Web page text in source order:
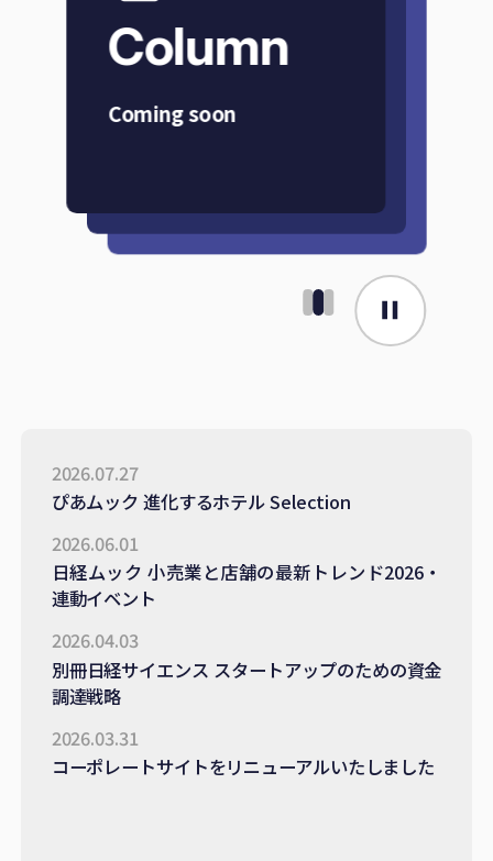
Benefits
Column
Studies
2026.07.27
ぴあムック 進化するホテル Selection
2026.06.01
日経ムック 小売業と店舗の最新トレンド2026・
連動イベント
2026.04.03
別冊日経サイエンス スタートアップのための資金
調達戦略
2026.03.31
コーポレートサイトをリニューアルいたしました